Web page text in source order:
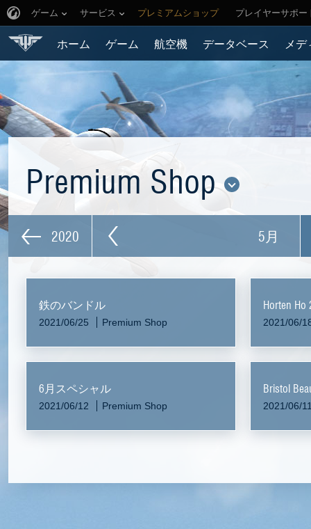
ゲーム サービス プレミアムショップ プレイヤーサポー
ホーム ゲーム 航空機 データベース メ
Premium Shop
2020 5月
鉄のバンドル
2021/06/25 Premium Shop
Horten
2021/06/
6月スペシャル
2021/06/12 Premium Shop
Bristol
2021/06/